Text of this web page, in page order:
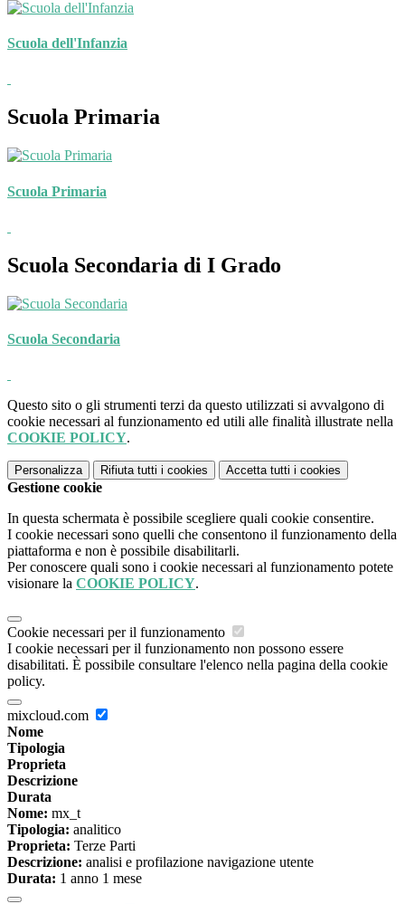
Scuola dell'Infanzia
Scuola Primaria
Scuola Primaria
Scuola Secondaria di I Grado
Scuola Secondaria
Questo sito o gli strumenti terzi da questo utilizzati si avvalgono di
cookie necessari al funzionamento ed utili alle finalità illustrate nella
COOKIE POLICY.
Personalizza Rifiuta tutti i cookies Accetta tutti i cookies
Gestione cookie
In questa schermata è possibile scegliere quali cookie consentire.
I cookie necessari sono quelli che consentono il funzionamento della
piattaforma e non è possibile disabilitarli.
Per conoscere quali sono i cookie necessari al funzionamento potete
visionare la COOKIE POLICY.
Cookie necessari per il funzionamento
I cookie necessari per il funzionamento non possono essere
disabilitati. È possibile consultare l'elenco nella pagina della cookie
policy.
mixcloud.com
Nome
Tipologia
Proprieta
Descrizione
Durata
Nome: mx_t
Tipologia: analitico
Proprieta: Terze Parti
Descrizione: analisi e profilazione navigazione utente
Durata: 1 anno 1 mese